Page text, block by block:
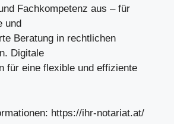
Fachkompetenz aus – für
und
Beratung in rechtlichen
Digitale
für eine flexible und effiziente
https://ihr-notariat.at/